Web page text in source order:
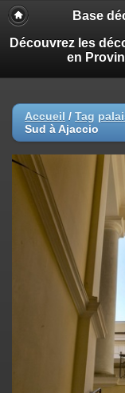
Base
Découvrez les
en
Accueil / Tag
Sud à Ajaccio